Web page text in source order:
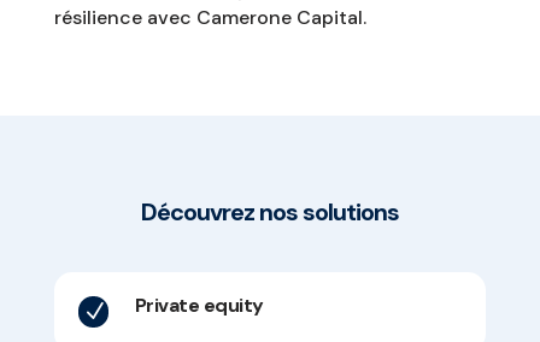
résilience avec Camerone Capital.
Découvrez nos solutions
N Private equity